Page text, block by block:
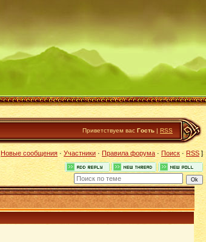
Приветствуем вас Гость | RSS
Новые сообщения · Участники · Правила форума · Поиск · RSS ]